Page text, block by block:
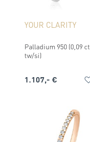
YOUR CLARITY
Palladium 950 (0,09 ct
tw/si)
1.107,- €